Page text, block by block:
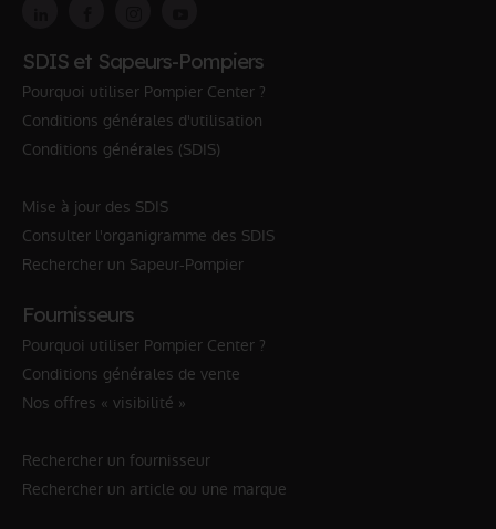
SDIS et Sapeurs-Pompiers
Pourquoi utiliser Pompier Center ?
Conditions générales d'utilisation
Conditions générales (SDIS)
Mise à jour des SDIS
Consulter l'organigramme des SDIS
Rechercher un Sapeur-Pompier
Fournisseurs
Pourquoi utiliser Pompier Center ?
Conditions générales de vente
Nos offres « visibilité »
Rechercher un fournisseur
Rechercher un article ou une marque